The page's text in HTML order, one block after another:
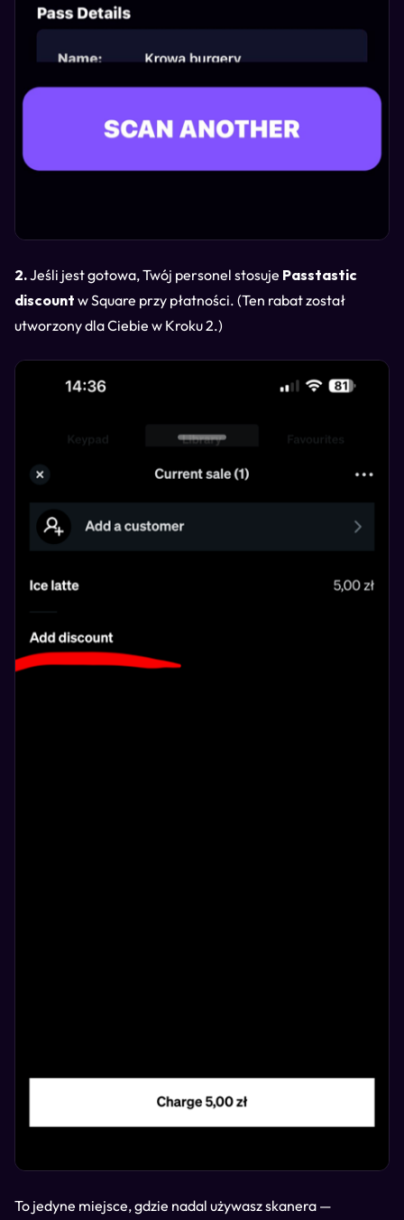
2.Jeśli jest gotowa, Twój personel stosuje Passtastic
discount w Square przy płatności. (Ten rabat został
utworzony dla Ciebie w Kroku 2.)
To jedyne miejsce, gdzie nadal używasz skanera —